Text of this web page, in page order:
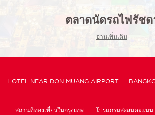
ตลาดนัดรถไฟรัชด
อ่านเพิ่มเติม
HOTEL NEAR DON MUANG AIRPORT
สถานที่ท่องเที่ยวในกรุงเทพ โปรแกรมสะสมคะแนน